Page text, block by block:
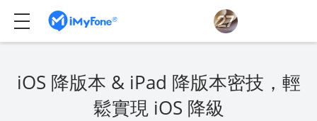
iOS 降版本 & iPad 降版本密技，輕
鬆實現 iOS 降級